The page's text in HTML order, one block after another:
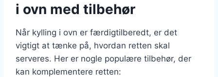
i ovn med tilbehør
Når kylling i ovn er færdigtilberedt, er det
vigtigt at tænke på, hvordan retten skal
serveres. Her er nogle populære tilbehør, der
kan komplementere retten: